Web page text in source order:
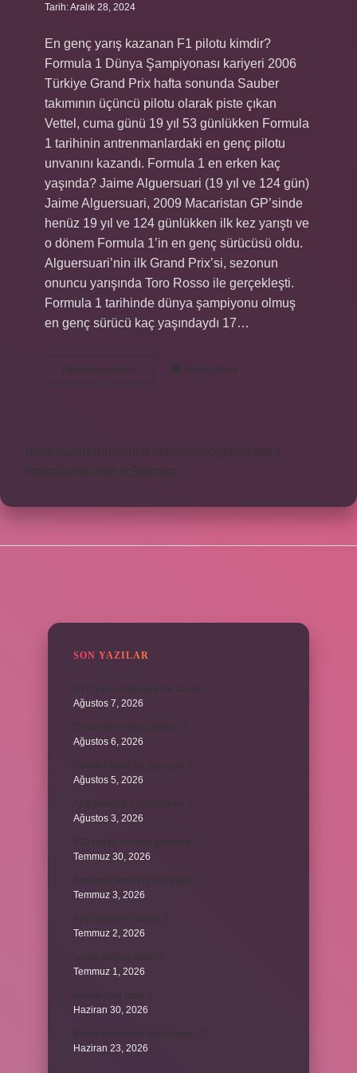
Tarih: Aralık 28, 2024
En genç yarış kazanan F1 pilotu kimdir?
Formula 1 Dünya Şampiyonası kariyeri 2006
Türkiye Grand Prix hafta sonunda Sauber
takımının üçüncü pilotu olarak piste çıkan
Vettel, cuma günü 19 yıl 53 günlükken Formula
1 tarihinin antrenmanlardaki en genç pilotu
unvanını kazandı. Formula 1 en erken kaç
yaşında? Jaime Alguersuari (19 yıl ve 124 gün)
Jaime Alguersuari, 2009 Macaristan GP’sinde
henüz 19 yıl ve 124 günlükken ilk kez yarıştı ve
o dönem Formula 1’in en genç sürücüsü oldu.
Alguersuari’nin ilk Grand Prix’si, sezonun
onuncu yarışında Toro Rosso ile gerçekleşti.
Formula 1 tarihinde dünya şampiyonu olmuş
en genç sürücü kaç yaşındaydı 17…
Devamını okuyun
Genç
Yaşında
Yorum Bırak
https://safderun.com.tr
https://sokoglam.com.tr
https://sinto.com.tr Sitemap
SON YAZILAR
Ağustos 7, 2026
Ağustos 6, 2026
Ağustos 5, 2026
Ağustos 3, 2026
Temmuz 30, 2026
Temmuz 3, 2026
Temmuz 2, 2026
Temmuz 1, 2026
Haziran 30, 2026
Haziran 23, 2026